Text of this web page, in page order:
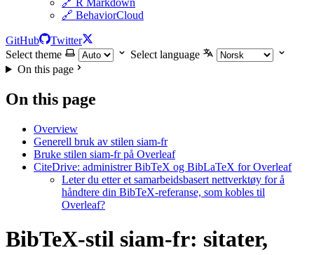
🔗 R Markdown
🔗 BehaviorCloud
GitHub
Twitter
Select theme
Select language
On this page
On this page
Overview
Generell bruk av stilen siam-fr
Bruke stilen siam-fr på Overleaf
CiteDrive: administrer BibTeX og BibLaTeX for Overleaf
Leter du etter et samarbeidsbasert nettverktøy for å
håndtere din BibTeX-referanse, som kobles til
Overleaf?
BibTeX-stil siam-fr: sitater,